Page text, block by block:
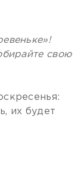
свою
их будет